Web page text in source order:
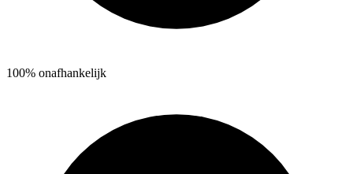
100% onafhankelijk